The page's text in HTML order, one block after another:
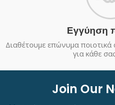
Εγγύηση
Διαθέτουμε επώνυμα ποιοτικά
για κάθε
Join Our